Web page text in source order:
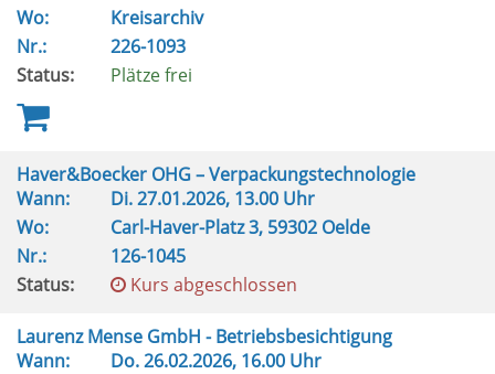
Wo:
Kreisarchiv
Nr.:
226-1093
Status:
Plätze frei
Haver&Boecker OHG – Verpackungstechnologie
Wann:
Di.27.01.2026, 13.00 Uhr
Wo:
Carl-Haver-Platz 3, 59302 Oelde
Nr.:
126-1045
Status:
Kurs abgeschlossen
Laurenz Mense GmbH - Betriebsbesichtigung
Wann:
Do.26.02.2026, 16.00 Uhr